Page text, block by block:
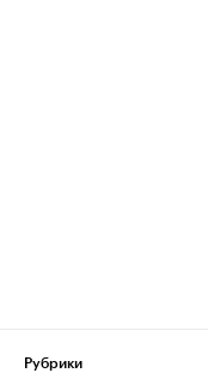
Рубрики